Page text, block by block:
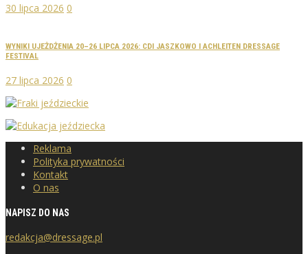
30 lipca 2026 0
WYNIKI UJEŻDŻENIA 20–26 LIPCA 2026: CDI JASZKOWO I ACHLEITEN DRESSAGE
FESTIVAL
27 lipca 2026 0
Reklama
Polityka prywatności
Kontakt
O nas
NAPISZ DO NAS
redakcja@dressage.pl